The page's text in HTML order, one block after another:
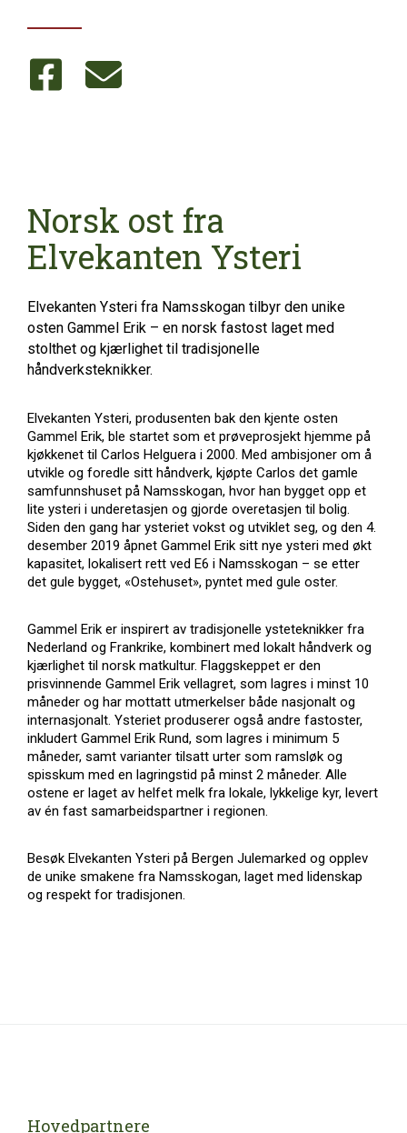
Norsk ost fra
Elvekanten Ysteri
Elvekanten Ysteri fra Namsskogan tilbyr den unike
osten Gammel Erik – en norsk fastost laget med
stolthet og kjærlighet til tradisjonelle
håndverksteknikker.
Elvekanten Ysteri, produsenten bak den kjente osten
Gammel Erik, ble startet som et prøveprosjekt hjemme på
kjøkkenet til Carlos Helguera i 2000. Med ambisjoner om å
utvikle og foredle sitt håndverk, kjøpte Carlos det gamle
samfunnshuset på Namsskogan, hvor han bygget opp et
lite ysteri i underetasjen og gjorde overetasjen til bolig.
Siden den gang har ysteriet vokst og utviklet seg, og den 4.
desember 2019 åpnet Gammel Erik sitt nye ysteri med økt
kapasitet, lokalisert rett ved E6 i Namsskogan – se etter
det gule bygget, «Ostehuset», pyntet med gule oster.
Gammel Erik er inspirert av tradisjonelle ysteteknikker fra
Nederland og Frankrike, kombinert med lokalt håndverk og
kjærlighet til norsk matkultur. Flaggskeppet er den
prisvinnende Gammel Erik vellagret, som lagres i minst 10
måneder og har mottatt utmerkelser både nasjonalt og
internasjonalt. Ysteriet produserer også andre fastoster,
inkludert Gammel Erik Rund, som lagres i minimum 5
måneder, samt varianter tilsatt urter som ramsløk og
spisskum med en lagringstid på minst 2 måneder. Alle
ostene er laget av helfet melk fra lokale, lykkelige kyr, levert
av én fast samarbeidspartner i regionen.
Besøk Elvekanten Ysteri på Bergen Julemarked og opplev
de unike smakene fra Namsskogan, laget med lidenskap
og respekt for tradisjonen.
Hovedpartnere